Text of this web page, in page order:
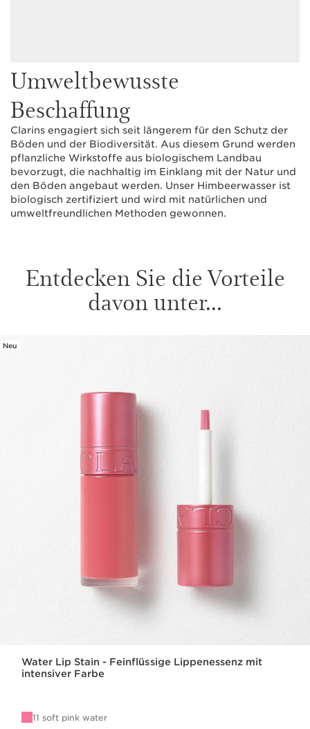
Umweltbewusste
Beschaffung
Clarins engagiert sich seit längerem für den Schutz der
Böden und der Biodiversität. Aus diesem Grund werden
pflanzliche Wirkstoffe aus biologischem Landbau
bevorzugt, die nachhaltig im Einklang mit der Natur und
den Böden angebaut werden. Unser Himbeerwasser ist
biologisch zertifiziert und wird mit natürlichen und
umweltfreundlichen Methoden gewonnen.
Entdecken Sie die Vorteile
davon unter...
Neu
Water Lip Stain - Feinflüssige Lippenessenz mit
intensiver Farbe
11 soft pink water